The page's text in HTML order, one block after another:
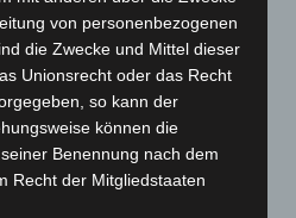
von personenbezogenen
die Zwecke und Mittel dieser
Unionsrecht oder das Recht
so kann der
können die
Benennung nach dem
Recht der Mitgliedstaaten